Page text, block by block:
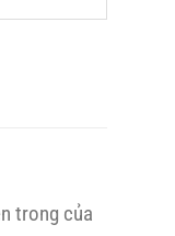
(6
Nga
đặc
trong của